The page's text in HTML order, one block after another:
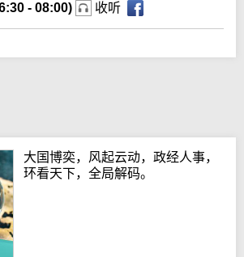
- 08:00) 收听
大国博奕，风起云动，政经人事，
环看天下，全局解码。